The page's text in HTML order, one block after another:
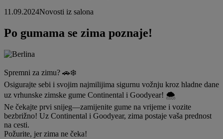
11.09.2024Novosti iz salona
Po gumama se zima poznaje!
Spremni za zimu? 🚗❄️
Osigurajte sebi i svojim najmilijima sigurnu vožnju kroz hladne dane
uz vrhunske zimske gume Continental i Goodyear! 🌨️
Ne čekajte prvi snijeg—zamijenite gume na vrijeme i vozite
bezbrižno! Uz Continental i Goodyear, zima postaje vaša prednost
na cesti.
Požurite, jer zima ne čeka!